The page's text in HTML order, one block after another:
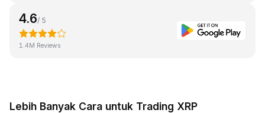
4.6/ 5
1.4M Reviews
Lebih Banyak Cara untuk Trading XRP